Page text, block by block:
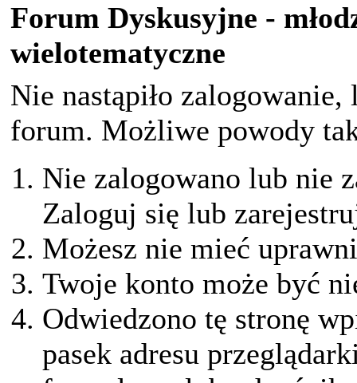
Forum Dyskusyjne -
wielotematyczne
Nie nastąpiło
forum. Możliwe powody
Nie zalogowano lub nie
Zaloguj się lub
Możesz nie mieć
Twoje konto może być
Odwiedzono tę stronę
pasek adresu